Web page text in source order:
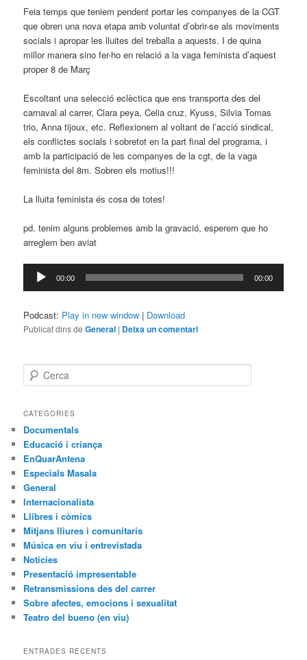
Feia temps que teniem pendent portar les companyes de la CGT
que obren una nova etapa amb voluntat d’obrir-se als moviments
socials i apropar les lluites del treballa a aquests. I de quina
millor manera sino fer-ho en relació a la vaga feminista d’aquest
proper 8 de Març
Escoltant una selecció eclèctica que ens transporta des del
carnaval al carrer, Clara peya, Celia cruz, Kyuss, Silvia Tomas
trio, Anna tijoux, etc. Reflexionem al voltant de l’acció sindical,
els conflictes socials i sobretot en la part final del programa, i
amb la participació de les companyes de la cgt, de la vaga
feminista del 8m. Sobren els motius!!!
La lluita feminista és cosa de totes!
pd. tenim alguns problemes amb la gravació, esperem que ho
arreglem ben aviat
Reproductor
d'àudio
00:00 00:00
Podcast: Play in new window | Download
Publicat dins de General | Deixa un comentari
e
c
CATEGORIES
Documentals
Educació i criança
EnQuarAntena
Especials Masala
General
Internacionalista
Llibres i còmics
Mitjans lliures i comunitaris
Música en viu i entrevistada
Noticies
Presentació impresentable
Retransmissions des del carrer
Sobre afectes, emocions i sexualitat
Teatro del bueno (en viu)
ENTRADES RECENTS